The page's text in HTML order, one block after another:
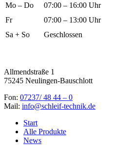
Mo – Do
07:00 – 16:00 Uhr
Fr
07:00 – 13:00 Uhr
Sa + So
Geschlossen
Allmendstraße 1
75245 Neulingen-Bauschlott
Fon: 07237/ 48 44 – 0
Mail: info@schleif-technik.de
Start
Alle Produkte
News